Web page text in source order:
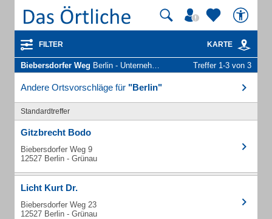
FILTER KARTE
Biebersdorfer Weg Berlin - Unternehmen und Personen Treffer 1-3 von 3
Andere Ortsvorschläge für "Berlin"
Standardtreffer
Gitzbrecht Bodo
Biebersdorfer Weg 9
12527 Berlin - Grünau
Licht Kurt Dr.
Biebersdorfer Weg 23
12527 Berlin - Grünau